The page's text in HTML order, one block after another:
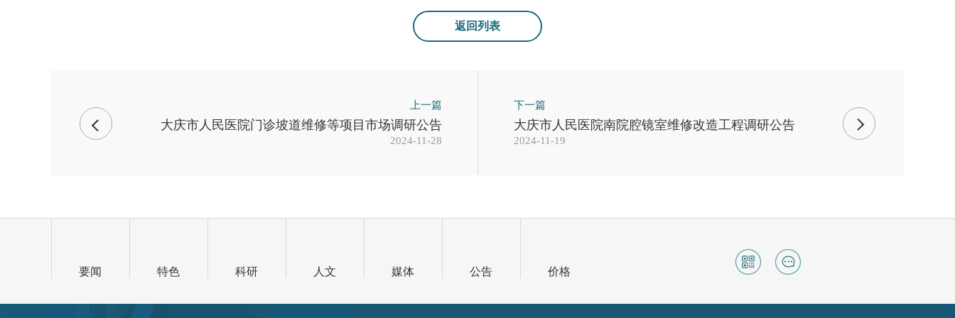
返回列表
上一篇
大庆市人民医院门诊坡道维修等项目市场调研公告
2024-11-28
下一篇
大庆市人民医院南院腔镜室维修改造工程调研公告
2024-11-19
要闻 特色 科研 人文 媒体 公告 价格